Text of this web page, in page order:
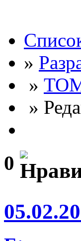
»
»
»
0